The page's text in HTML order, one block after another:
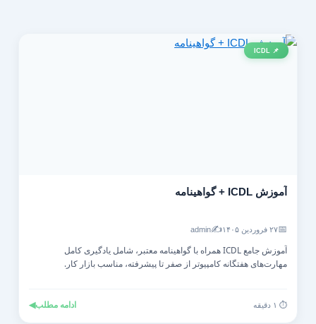
📌 ICDL
آموزش ICDL + گواهینامه
۲۷ فروردین ۱۴۰۵ ✍️
admin
آموزش جامع ICDL همراه با گواهینامه معتبر، شامل یادگیری کامل
مهارت‌های هفتگانه کامپیوتر از صفر تا پیشرفته، مناسب بازار کار.
ادامه مطلب◀